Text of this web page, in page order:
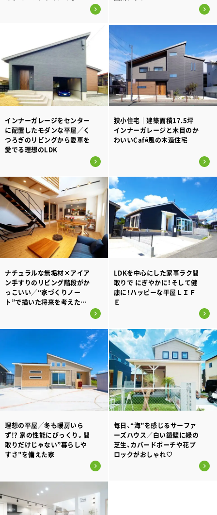
インナーガレージをセンター
に配置したモダンな平屋／く
つろぎのリビングから愛車を
愛でる理想のLDK
狭小住宅｜建築面積17.5坪
インナーガレージと木目のか
わいいCafé風の木造住宅
ナチュラルな無垢材×アイア
ン手すりのリビング階段がか
っこいい／“家づくりノー
ト”で描いた将来を考えた間
LDKを中心にした家事ラク間
取りで にぎやかに！そして健
康に！ハッピーな平屋ＬＩＦ
Ｅ
理想の平屋／冬も暖房いら
ず!? 家の性能にびっくり。間
取りだけじゃない”暮らしや
すさ”を備えた家
毎日、“海”を感じるサーファ
ーズハウス／白い鎧壁に緑の
芝生、カバードポーチや花ブ
ロックがおしゃれ♡